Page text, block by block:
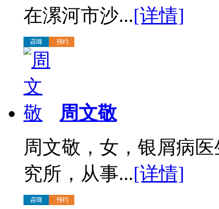
在漯河市沙...[详情]
周文敬
周文敬，女，银屑病
究所，从事...[详情]